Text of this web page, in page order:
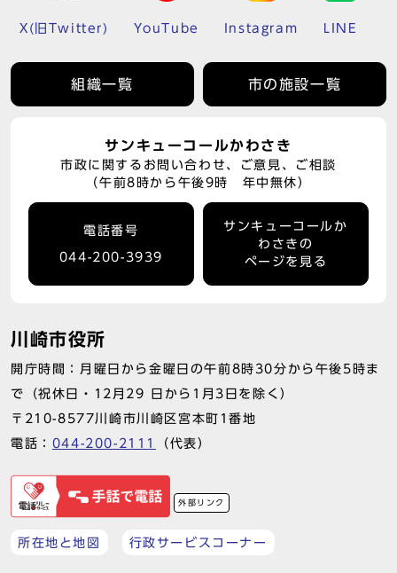
X(旧Twitter) YouTube Instagram LINE
組織一覧 市の施設一覧
サンキューコールかわさき
市政に関するお問い合わせ、ご意見、ご相談
（午前8時から午後9時 年中無休）
電話番号
044-200-3939
サンキューコールか
わさきの
ページを見る
川崎市役所
開庁時間：月曜日から金曜日の午前8時30分から午後5時ま
で（祝休日・12月29 日から1月3日を除く）
〒210-8577川崎市川崎区宮本町1番地
電話： 044-200-2111 （代表）
外部リンク
所在地と地図 行政サービスコーナー